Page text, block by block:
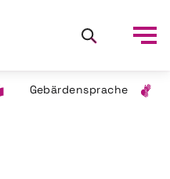
Gebärdensprache